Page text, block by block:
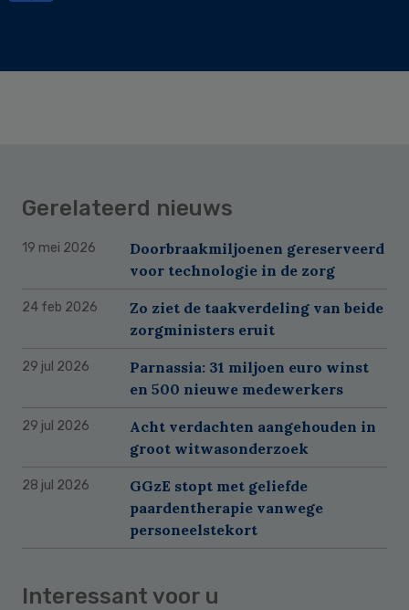
Gerelateerd nieuws
19 mei 2026
Doorbraakmiljoenen gereserveerd
voor technologie in de zorg
24 feb 2026
Zo ziet de taakverdeling van beide
zorgministers eruit
29 jul 2026
Parnassia: 31 miljoen euro winst
en 500 nieuwe medewerkers
29 jul 2026
Acht verdachten aangehouden in
groot witwasonderzoek
28 jul 2026
GGzE stopt met geliefde
paardentherapie vanwege
personeelstekort
Interessant voor u